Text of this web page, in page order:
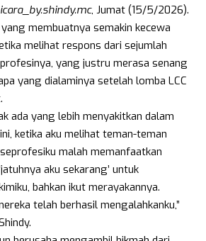
, Jumat (15/5/2026).
membuatnya semakin kecewa
melihat respons dari sejumlah
yang justru merasa senang
yang dialaminya setelah lomba LCC
ada yang lebih menyakitkan dalam
ketika aku melihat teman-teman
malah memanfaatkan
aku sekarang’ untuk
bahkan ikut merayakannya.
telah berhasil mengalahkanku,”